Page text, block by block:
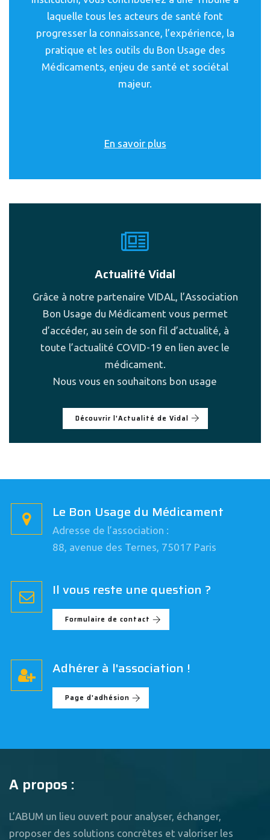
laquelle tous les acteurs de santé font
progresser la connaissance, l’expérience, la
pratique et les outils du Bon Usage des
Médicaments, enjeu de santé et sociétal
majeur.
En savoir plus
Actualité Vidal
Grâce à notre partenaire VIDAL, l’Association
Bon Usage du Médicament vous permet
d’accéder, au sein de son fil d’actualité, à
toute l’actualité COVID-19 en lien avec le
médicament.
Nous vous en souhaitons bon usage
Découvrir l'Actualité de Vidal
Le Bon Usage du Médicament
Adresse de l’association :
88, avenue des Ternes, 75017 Paris
Il vous reste une question ?
Formulaire de contact
Adhérer à l'association !
Page d'adhésion
A propos :
L’ABUM un lieu ouvert pour analyser, échanger,
proposer des solutions concrètes et valoriser les